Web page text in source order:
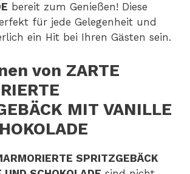
bereit zum Genießen! Diese
für jede Gelegenheit und
ein Hit bei Ihren Gästen sein.
von ZARTE
MIT VANILLE
SPRITZGEBÄCK